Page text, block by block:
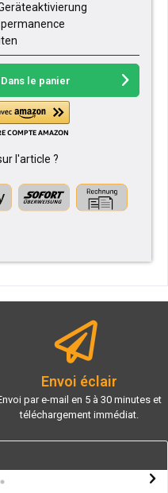
Dans le panier
l'article ?
Envoi éclair
par e-mail en 5 à 30 minutes et
téléchargement immédiat.